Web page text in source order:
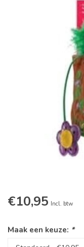
€10,95 Incl. btw
Maak een keuze: *